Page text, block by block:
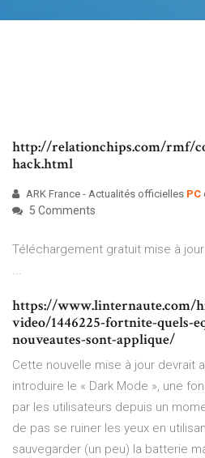
http://relationchips.com/rmf/
hack.html
ARK France - Actualités officielles PC
5 Comments
Téléchargement gratuit mise à
...
https://www.linternaute.com/
video/1446225-fortnite-quels-
nouveautes-sont-applique/
Cette nouvelle mise à jour devrait
introduire le « Dark Mode », une
par les utilisateurs depuis un
de pas se ruiner les yeux en
sauvegarder (un peu) la batterie